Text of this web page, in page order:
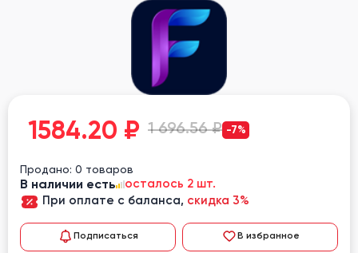
1584.20 ₽ 1 696.56 ₽ -7%
Продано: 0 товаров
В наличии есть
осталось 2 шт.
При оплате с баланса, скидка 3%
Подписаться В избранное